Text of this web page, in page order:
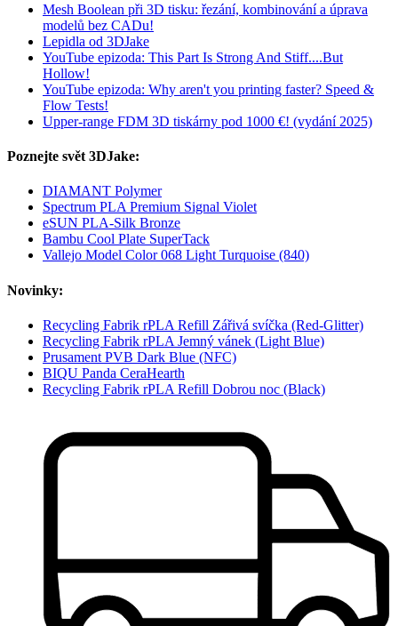
Mesh Boolean při 3D tisku: řezání, kombinování a úprava
modelů bez CADu!
Lepidla od 3DJake
YouTube epizoda: This Part Is Strong And Stiff....But
Hollow!
YouTube epizoda: Why aren't you printing faster? Speed &
Flow Tests!
Upper-range FDM 3D tiskárny pod 1000 €! (vydání 2025)
Poznejte svět 3DJake:
DIAMANT Polymer
Spectrum PLA Premium Signal Violet
eSUN PLA-Silk Bronze
Bambu Cool Plate SuperTack
Vallejo Model Color 068 Light Turquoise (840)
Novinky:
Recycling Fabrik rPLA Refill Zářivá svíčka (Red-Glitter)
Recycling Fabrik rPLA Jemný vánek (Light Blue)
Prusament PVB Dark Blue (NFC)
BIQU Panda CeraHearth
Recycling Fabrik rPLA Refill Dobrou noc (Black)